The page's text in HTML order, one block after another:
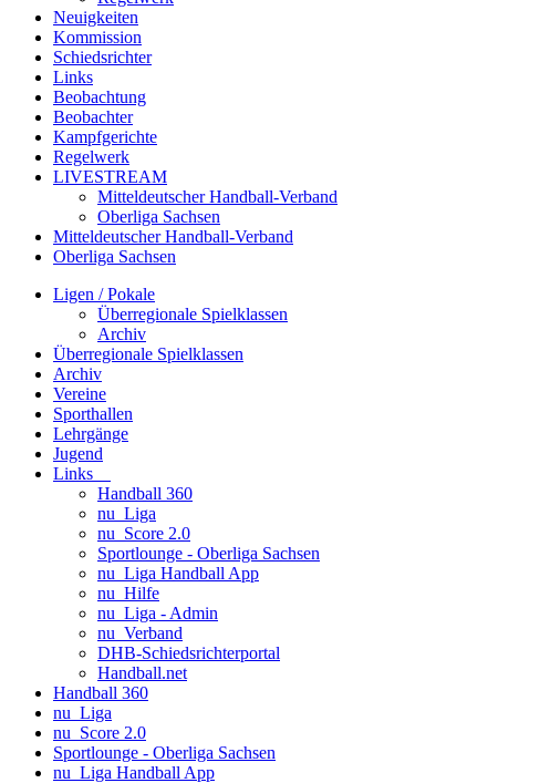
Neuigkeiten
Kommission
Schiedsrichter
Links
Beobachtung
Beobachter
Kampfgerichte
Regelwerk
LIVESTREAM
Mitteldeutscher Handball-Verband
Oberliga Sachsen
Mitteldeutscher Handball-Verband
Oberliga Sachsen
Ligen / Pokale
Überregionale Spielklassen
Archiv
Überregionale Spielklassen
Archiv
Vereine
Sporthallen
Lehrgänge
Jugend
Links
Handball 360
nu_Liga
nu_Score 2.0
Sportlounge - Oberliga Sachsen
nu_Liga Handball App
nu_Hilfe
nu_Liga - Admin
nu_Verband
DHB-Schiedsrichterportal
Handball.net
Handball 360
nu_Liga
nu_Score 2.0
Sportlounge - Oberliga Sachsen
nu_Liga Handball App